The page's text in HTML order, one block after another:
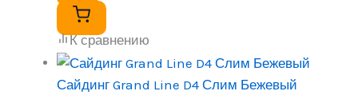
К сравнению
Сайдинг Grand Line D4 Слим Бежевый